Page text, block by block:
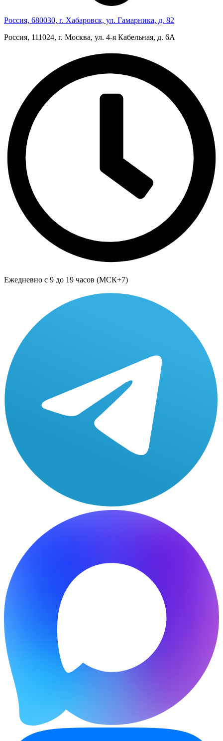
Россия, 680030, г. Хабаровск, ул. Гамарника, д. 82
Россия, 111024, г. Москва, ул. 4‑я Кабельная, д. 6А
Ежедневно с 9 до 19 часов (МСК+7)